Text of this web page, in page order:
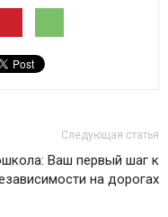
Следующая статья
Ваш первый шаг к
на дорогах